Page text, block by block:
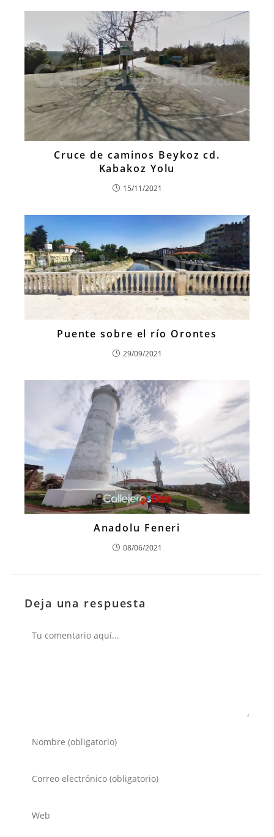
Cruce de caminos Beykoz cd.
Kabakoz Yolu
15/11/2021
Puente sobre el río Orontes
29/09/2021
Anadolu Feneri
08/06/2021
Deja una respuesta
Comentario
Introduce
de
Introduce
de
Introduce